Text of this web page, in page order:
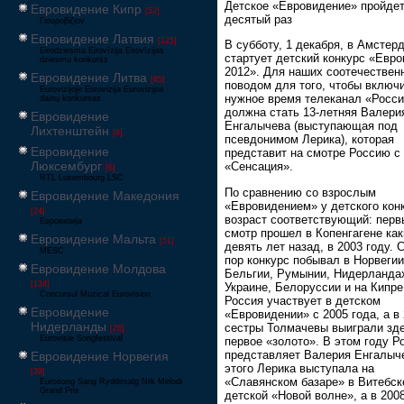
Евровидение Кипр [52]
Γιουροβίζιον
Евровидение Латвия [125]
Eirodziesma Eirovīzija Eirovīzijas
dziesmu konkurss
Евровидение Литва [65]
Eurovizijoje Eurovizija Eurovizijos
dainų konkursas
Евровидение
Лихтенштейн [6]
Евровидение
Люксембург [6]
RTL Luxembourg LSC
Евровидение Македония
[24]
Евровизија
Евровидение Мальта [51]
MESC
Евровидение Молдова
[134]
Concursul Muzical Eurovision
Евровидение
Нидерланды [26]
Eurovisie Songfestival
Евровидение Норвегия
[39]
Eurosong Sang Ryddesalg Nrk Melodi
Grand Prix
Детское «Евровидение»
десятый раз
В субботу, 1 декабря, в
стартует детский конкурс
2012». Для наших
поводом для того, чтобы
нужное время телеканал
должна стать 13-летняя
Енгалычева (выступающая под
псевдонимом Лерика), которая
представит на смотре Россию с
«Сенсация».
По сравнению со взрослым
«Евровидением» у детского
возраст соответствующий:
смотр прошел в Копенгагене
девять лет назад, в 2003 году.
пор конкурс побывал в
Бельгии, Румынии,
Украине, Белоруссии и на
Россия участвует в детском
«Евровидении» с 2005 года, а в
сестры Толмачевы выиграли
первое «золото». В этом году
представляет Валерия
этого Лерика выступала на
«Славянском базаре» в
детской «Новой волне», а в